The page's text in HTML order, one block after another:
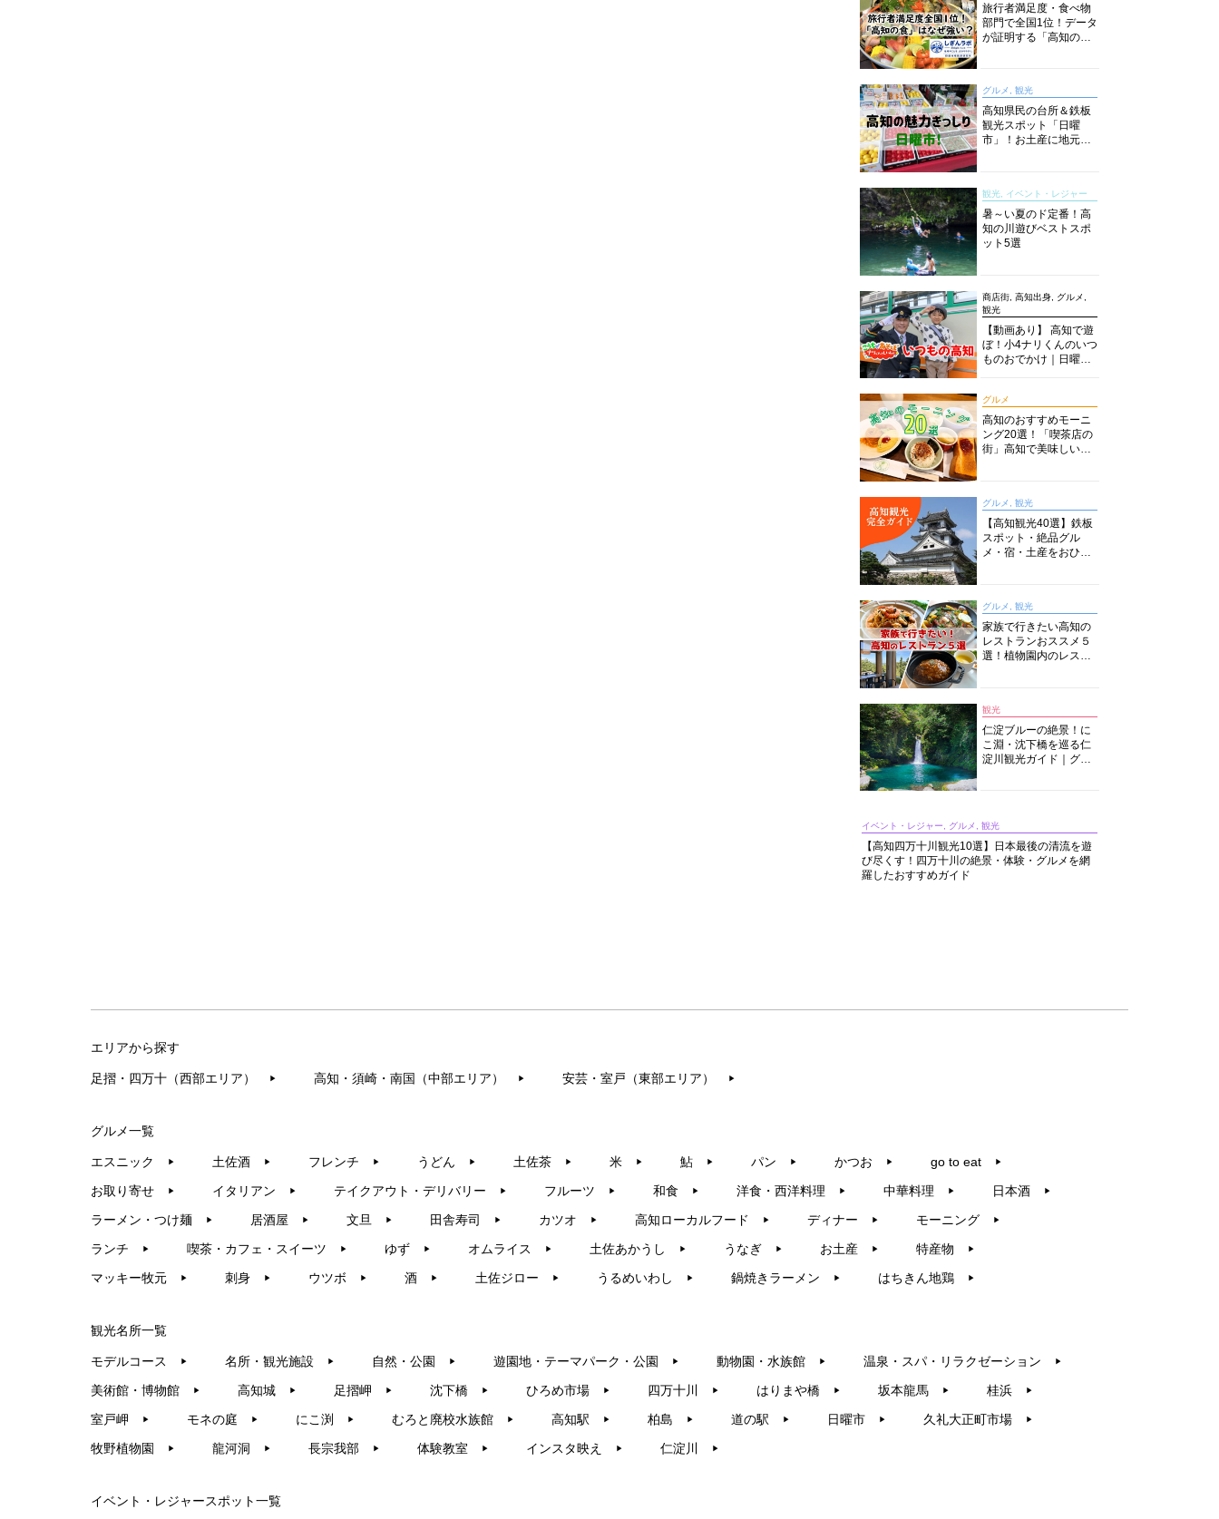
旅行者満足度・食べ物
部門で全国1位！データ
が証明する「高知の
グルメ, 観光
高知県民の台所＆鉄板
観光スポット「日曜
市」！お土産に地元野
説！
観光, イベント・レジャー
暑～い夏のド定番！高
知の川遊びベストスポ
ット5選
商店街, 高知出身, グルメ,
観光
【動画あり】 高知で遊
ぼ！小4ナリくんのいつ
ものおでかけ｜日曜市
グルメ
高知のおすすめモーニ
ング20選！「喫茶店の
街」高知で美味しい喫
グルメ, 観光
【高知観光40選】鉄板
スポット・絶品グル
メ・宿・土産をおひと
グルメ, 観光
家族で行きたい高知の
レストランおススメ５
選！植物園内のレスト
観光
仁淀ブルーの絶景！に
こ淵・沈下橋を巡る仁
淀川観光ガイド｜グル
イベント・レジャー, グルメ, 観光
【高知四万十川観光10選】日本最後の清流を遊
び尽くす！四万十川の絶景・体験・グルメを網
羅したおすすめガイド
エリアから探す
足摺・四万十（西部エリア） ▶︎ 高知・須崎・南国（中部エリア） ▶︎ 安芸・室戸（東部エリア） ▶︎
グルメ一覧
エスニック ▶︎ 土佐酒 ▶︎ フレンチ ▶︎ うどん ▶︎ 土佐茶 ▶︎ 米 ▶︎ 鮎 ▶︎ パン ▶︎ かつお ▶︎ go to eat ▶︎
お取り寄せ ▶︎ イタリアン ▶︎ テイクアウト・デリバリー ▶︎ フルーツ ▶︎ 和食 ▶︎ 洋食・西洋料理 ▶︎ 中華料理 ▶︎ 日本酒 ▶︎
ラーメン・つけ麺 ▶︎ 居酒屋 ▶︎ 文旦 ▶︎ 田舎寿司 ▶︎ カツオ ▶︎ 高知ローカルフード ▶︎ ディナー ▶︎ モーニング ▶︎
ランチ ▶︎ 喫茶・カフェ・スイーツ ▶︎ ゆず ▶︎ オムライス ▶︎ 土佐あかうし ▶︎ うなぎ ▶︎ お土産 ▶︎ 特産物 ▶︎
マッキー牧元 ▶︎ 刺身 ▶︎ ウツボ ▶︎ 酒 ▶︎ 土佐ジロー ▶︎ うるめいわし ▶︎ 鍋焼きラーメン ▶︎ はちきん地鶏 ▶︎
観光名所一覧
モデルコース ▶︎ 名所・観光施設 ▶︎ 自然・公園 ▶︎ 遊園地・テーマパーク・公園 ▶︎ 動物園・水族館 ▶︎ 温泉・スパ・リラクゼーション ▶︎
美術館・博物館 ▶︎ 高知城 ▶︎ 足摺岬 ▶︎ 沈下橋 ▶︎ ひろめ市場 ▶︎ 四万十川 ▶︎ はりまや橋 ▶︎ 坂本龍馬 ▶︎ 桂浜 ▶︎
室戸岬 ▶︎ モネの庭 ▶︎ にこ渕 ▶︎ むろと廃校水族館 ▶︎ 高知駅 ▶︎ 柏島 ▶︎ 道の駅 ▶︎ 日曜市 ▶︎ 久礼大正町市場 ▶︎
牧野植物園 ▶︎ 龍河洞 ▶︎ 長宗我部 ▶︎ 体験教室 ▶︎ インスタ映え ▶︎ 仁淀川 ▶︎
イベント・レジャースポット一覧